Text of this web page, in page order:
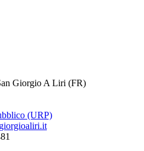
Giorgio A Liri (FR)
(URP)